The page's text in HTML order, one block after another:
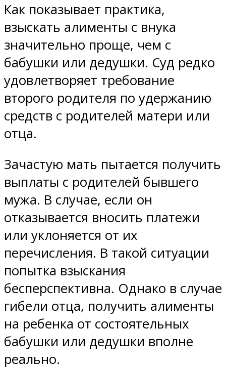
Как показывает практика,
взыскать алименты с внука
значительно проще, чем с
бабушки или дедушки. Суд редко
удовлетворяет требование
второго родителя по удержанию
средств с родителей матери или
отца.
Зачастую мать пытается получить
выплаты с родителей бывшего
мужа. В случае, если он
отказывается вносить платежи
или уклоняется от их
перечисления. В такой ситуации
попытка взыскания
бесперспективна. Однако в случае
гибели отца, получить алименты
на ребенка от состоятельных
бабушки или дедушки вполне
реально.